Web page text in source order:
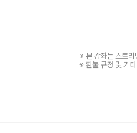
※ 본 강좌는 스트리
※ 환불 규정 및 기